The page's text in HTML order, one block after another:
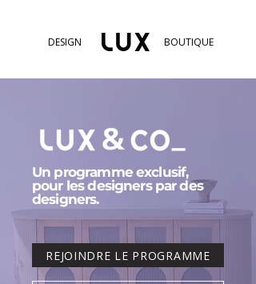
DESIGN BOUTIQUE
Un programme exclusif,
pour les designers par des
designers.
REJOINDRE LE PROGRAMME